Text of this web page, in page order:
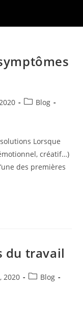
Blog
Lorsque
créatif…)
des premières
du travail
2020
Blog